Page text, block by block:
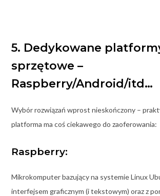
5. Dedykowane
sprzętowe –
Raspberry/Android/itd…
Wybór rozwiązań wprost nieskończony –
platforma ma coś ciekawego do zaoferowania:
Raspberry:
Mikrokomputer bazujący na systemie Linux
interfejsem graficznym (i tekstowym) oraz z